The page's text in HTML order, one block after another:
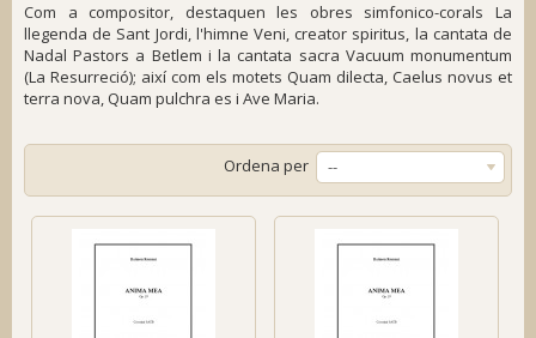
Com a compositor, destaquen les obres simfonico-corals La
llegenda de Sant Jordi, l'himneVeni, creator spiritus, la cantata de
NadalPastors a Betlem i la cantata sacra Vacuum monumentum
(La Resurreció); així com els motets Quam dilecta, Caelus novus et
terra nova, Quam pulchra es i Ave Maria.
Ordena per --